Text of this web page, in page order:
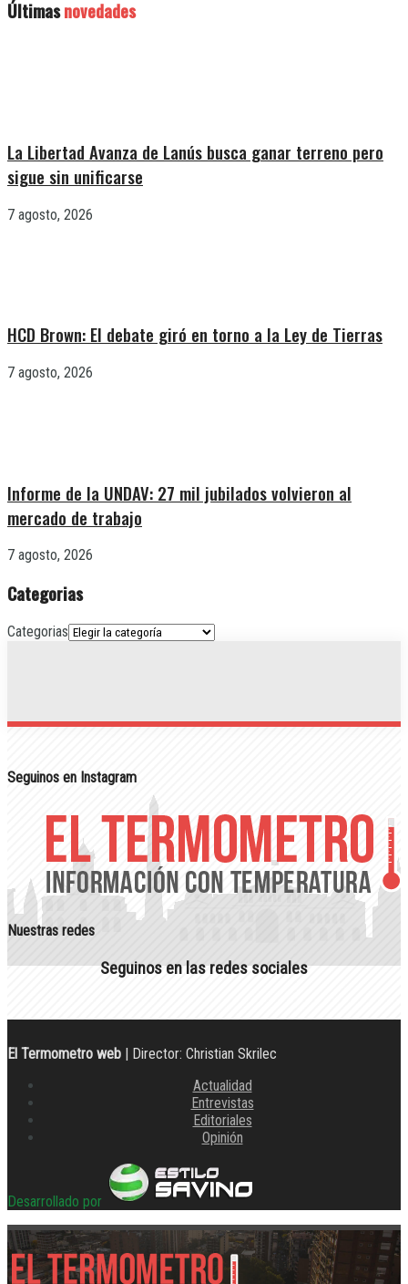
Últimasnovedades
La Libertad Avanza de Lanús busca ganar terreno pero
sigue sin unificarse
7 agosto, 2026
HCD Brown: El debate giró en torno a la Ley de Tierras
7 agosto, 2026
Informe de la UNDAV: 27 mil jubilados volvieron al
mercado de trabajo
7 agosto, 2026
Categorias
Categorias
Seguinos en Instagram
Nuestras redes
Seguinos en las redes sociales
El Termometro web | Director: Christian Skrilec
Actualidad
Entrevistas
Editoriales
Opinión
Desarrollado por